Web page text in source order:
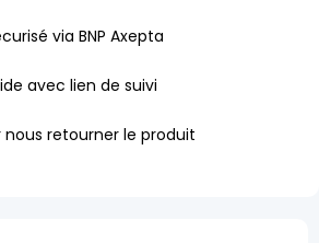
via BNP Axepta
avec lien de suivi
nous retourner le produit